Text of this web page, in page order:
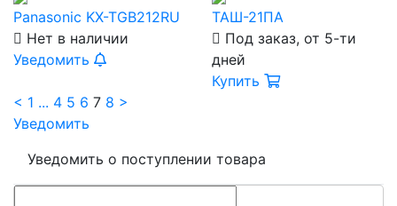
Panasonic KX-TGB212RU
Нет в наличии
Уведомить
ТАШ-21ПА
Под заказ, от 5-ти
дней
Купить
< 1 ... 4 5 6 7 8 >
Уведомить
Уведомить о поступлении товара